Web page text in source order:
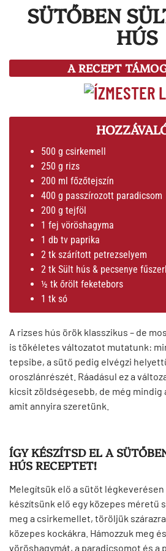
SÜTŐBEN
HÚS
A RECEPT
500 g csirkemell
250 g rizs
200 ml főzőtejszín
400 g passzírozott paradicsom
200 g tejföl
1 fej vöröshagyma
1 db tv paprika
2 tk szárított petrezselyem
2 tk Sült hús & pecsenye
½ tk őrölt feketebors
1 tk só
A rizses hús örök klasszikus – de
is tökéletes változatot mutatunk:
tepsibe, a sütő pedig elvégzi
oroszlánrészét. Ráadásul ez a
kicsit zöldségesebb, de még mindig
amit annyira szeretünk.
ÍGY KÉSZÍTSD EL A
HÚS RECEPTET!
Melegítsük elő a sütőt légkeverésen
készítsünk elő egy közepes méretű
meg a csirkemellet, töröljük
közepes kockákra. Hámozzuk meg
vöröshagymát, a paradicsomot és a